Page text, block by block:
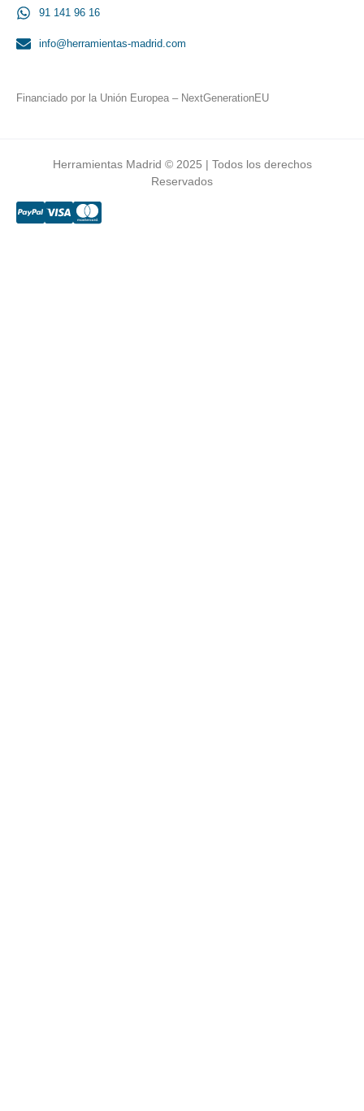
91 141 96 16
info@herramientas-madrid.com
Financiado por la Unión Europea – NextGenerationEU
Herramientas Madrid © 2025 | Todos los derechos
Reservados